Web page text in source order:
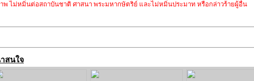
พ ไม่หมิ่นต่อสถาบันชาติ ศาสนา พระมหากษัตริย์ และไม่หมิ่นประมาท หรือกล่าวร้ายผู้อื่น
สนใจ